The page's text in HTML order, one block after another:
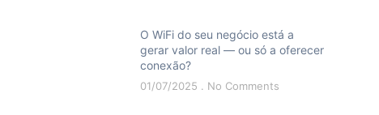
O WiFi do seu negócio está a
gerar valor real — ou só a oferecer
conexão?
01/07/2025 No Comments